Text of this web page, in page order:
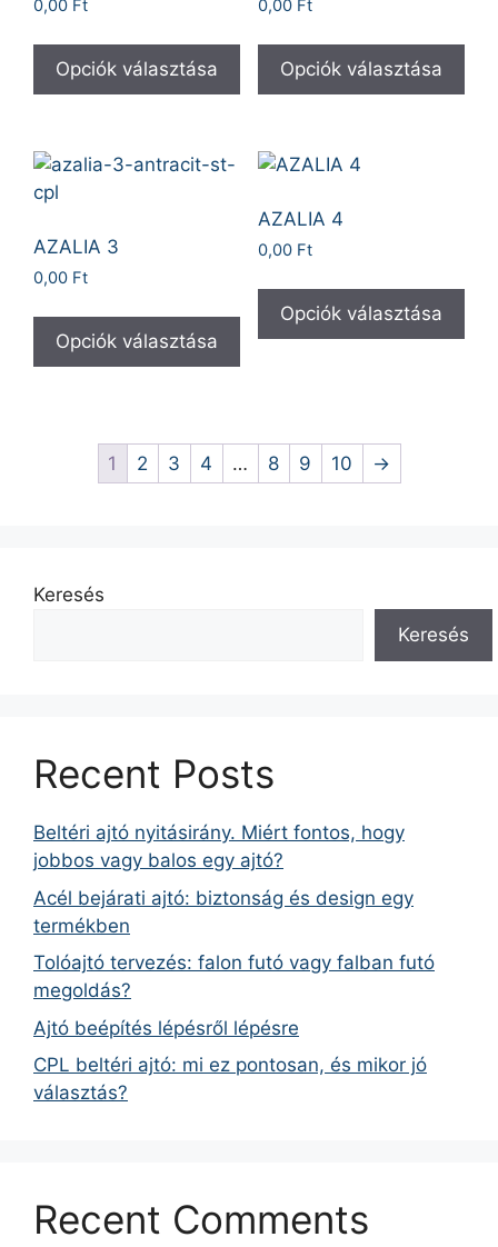
0,00 Ft
Opciók választása
0,00 Ft
Opciók választása
AZALIA 3
0,00 Ft
Opciók választása
AZALIA 4
0,00 Ft
Opciók választása
1 2 3 4 … 8 9 10 →
Keresés
Keresés
Recent Posts
Beltéri ajtó nyitásirány. Miért fontos, hogy
jobbos vagy balos egy ajtó?
Acél bejárati ajtó: biztonság és design egy
termékben
Tolóajtó tervezés: falon futó vagy falban futó
megoldás?
Ajtó beépítés lépésről lépésre
CPL beltéri ajtó: mi ez pontosan, és mikor jó
választás?
Recent Comments